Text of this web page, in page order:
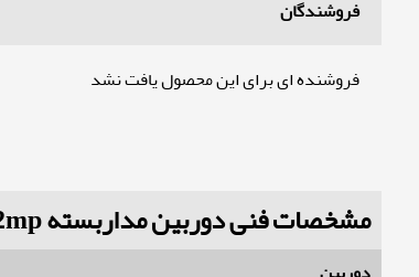
فروشندگان
فروشنده ای برای این محصول یافت نشد
مشخصات فنی دوربین مداربسته 2mp داهوا مدل HAC-HFW2249T-A-LED